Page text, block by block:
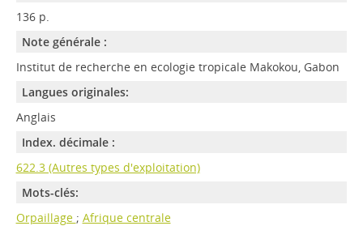
136 p.
Note générale :
Institut de recherche en ecologie tropicale Makokou, Gabon
Langues originales:
Anglais
Index. décimale :
622.3 (Autres types d'exploitation)
Mots-clés:
Orpaillage ; Afrique centrale